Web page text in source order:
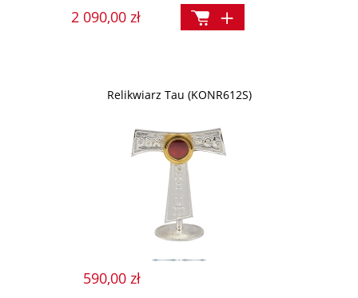
2 090,00 zł
Relikwiarz Tau (KONR612S)
590,00 zł